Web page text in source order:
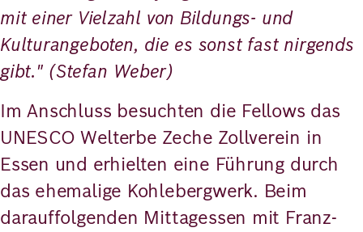
mit einer Vielzahl von Bildungs- und
Kulturangeboten, die es sonst fast nirgends
gibt." (Stefan Weber)
Im Anschluss besuchten die Fellows das
UNESCO Welterbe Zeche Zollverein in
Essen und erhielten eine Führung durch
das ehemalige Kohlebergwerk. Beim
darauffolgenden Mittagessen mit Franz-